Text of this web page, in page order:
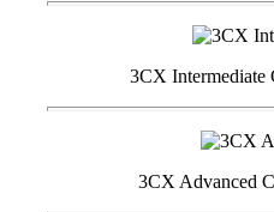
3CX Intermediate
3CX Advanced